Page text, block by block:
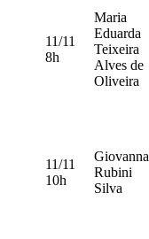
11/11
8h
Maria
Eduarda
Teixeira
Alves de
Oliveira
11/11
10h
Giovanna
Rubini
Silva